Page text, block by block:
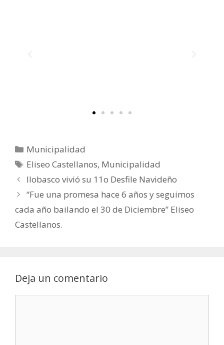
Municipalidad
Eliseo Castellanos, Municipalidad
Ilobasco vivió su 11o Desfile Navideño
“Fue una promesa hace 6 años y seguimos
cada año bailando el 30 de Diciembre” Eliseo
Castellanos.
Deja un comentario